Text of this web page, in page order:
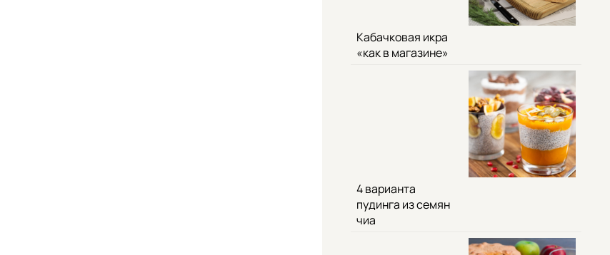
Кабачковая икра
«как в магазине»
4 варианта
пудинга из семян
чиа